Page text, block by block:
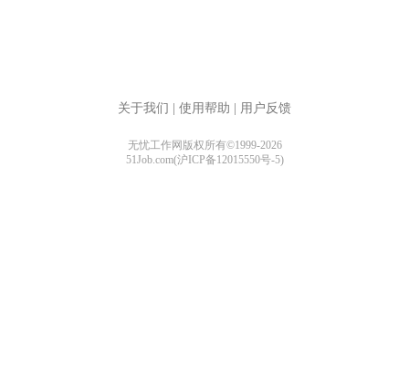
关于我们 使用帮助 用户反馈
无忧工作网版权所有©1999-2026
51Job.com(沪ICP备12015550号-5)